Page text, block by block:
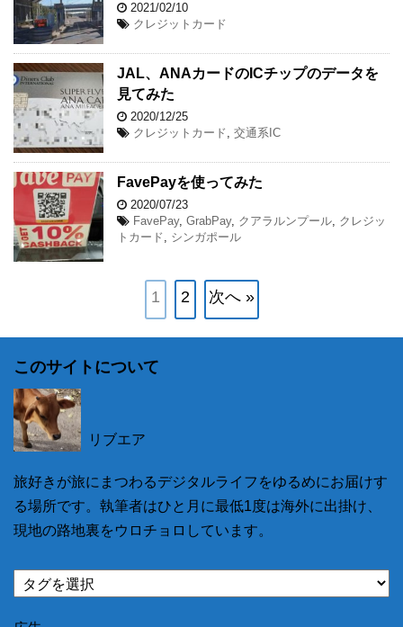
2021/02/10
クレジットカード
JAL、ANAカードのICチップのデータを
見てみた
2020/12/25
クレジットカード, 交通系IC
FavePayを使ってみた
2020/07/23
FavePay, GrabPay, クアラルンプール, クレジッ
トカード, シンガポール
1 2 次へ »
このサイトについて
リブエア
旅好きが旅にまつわるデジタルライフをゆるめにお届けす
る場所です。執筆者はひと月に最低1度は海外に出掛け、
現地の路地裏をウロチョロしています。